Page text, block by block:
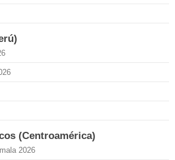
(Centroamérica)
2026